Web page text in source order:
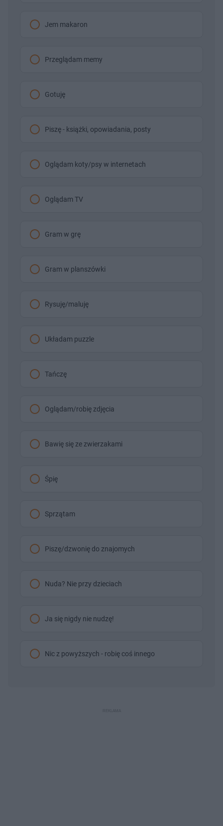
Jem makaron
Przeglądam memy
Gotuję
Piszę - książki, opowiadania, posty
Oglądam koty/psy w internetach
Oglądam TV
Gram w grę
Gram w planszówki
Rysuję/maluję
Układam puzzle
Tańczę
Oglądam/robię zdjęcia
Bawię się ze zwierzakami
Śpię
Sprzątam
Piszę/dzwonię do znajomych
Nuda? Nie przy dzieciach
Ja się nigdy nie nudzę!
Nic z powyższych - robię coś innego